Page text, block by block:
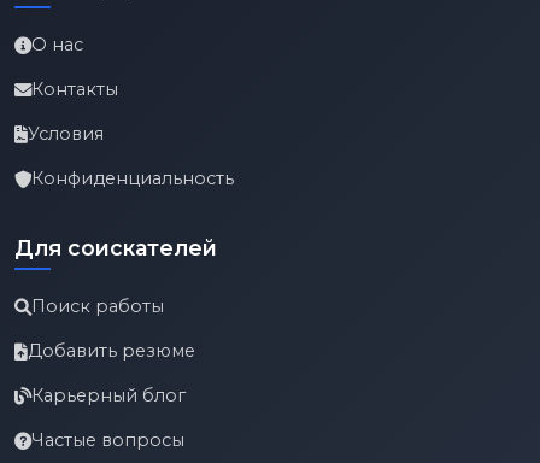
О нас
Контакты
Условия
Конфиденциальность
Для соискателей
Поиск работы
Добавить резюме
Карьерный блог
Частые вопросы